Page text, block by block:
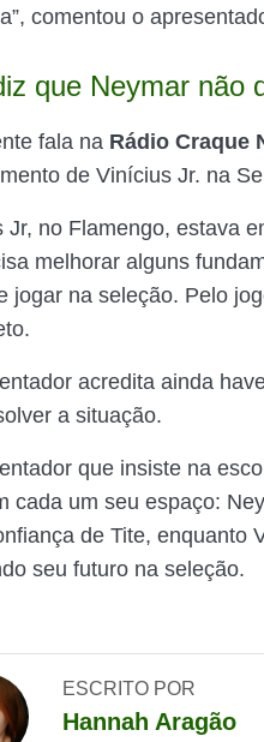
comentou o
que Neymar não
fala na Rádio Craque
de Vinícius Jr. na
Jr, no Flamengo, estava
melhorar alguns
jogar na seleção. Pelo
acredita ainda
a situação.
que insiste na
cada um seu espaço:
de Tite, enquanto
seu futuro na seleção.
ESCRITO POR
Hannah Aragão